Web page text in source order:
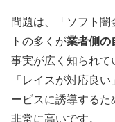
問題は、「ソフト
トの多くが業者側の
事実が広く知られて
「レイスが対応良
ービスに誘導する
非常に高いです。